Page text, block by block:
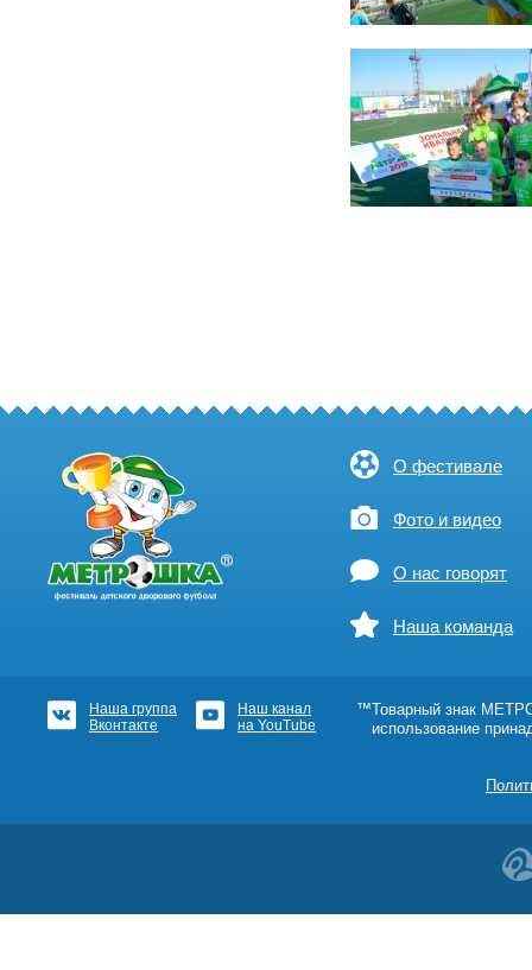
О фестивале
Фото и видео
О нас говорят
Наша команда
Наша группа
Вконтакте
Наш канал
на YouTube
™Товарный знак
использование